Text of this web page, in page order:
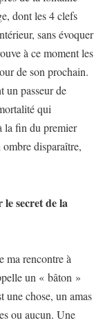
dont les 4 clefs
sans évoquer
à ce moment les
de son prochain.
passeur de
qui
la fin du premier
disparaître,
secret de la
ma rencontre à
un « bâton »
une chose, un amas
ou aucun. Une